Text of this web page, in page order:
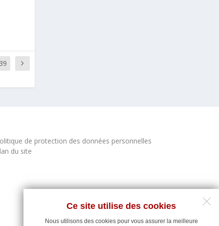
Ce site utilise des cookies
Nous utilisons des cookies pour vous assurer la meilleure
39
de protection des données personnelles
du site